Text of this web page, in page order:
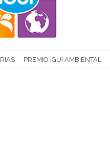
PRÊMIO IGUI AMBIENTAL